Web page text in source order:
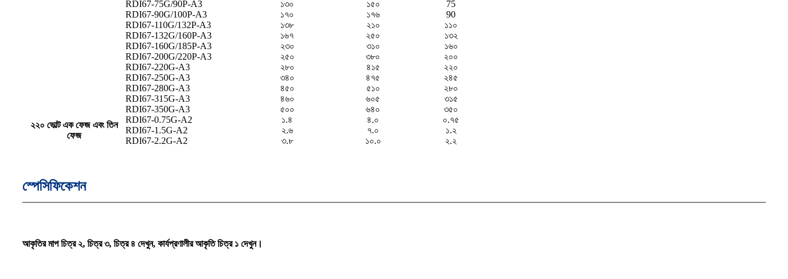
RDI67-75G/90P-A3
১৩০ ১৫০
75
RDI67-90G/100P-A3
১৭০ ১৭৬
90
RDI67-110G/132P-A3
১৩৮ ২১০
১১০
RDI67-132G/160P-A3
১৬৭ ২৫০
১৩২
RDI67-160G/185P-A3
২৩০ ৩১০
১৬০
RDI67-200G/220P-A3
২৫০ ৩৮০
২০০
RDI67-220G-A3
২৮০ ৪১৫
২২০
RDI67-250G-A3
৩৪০ ৪৭৫
২৪৫
RDI67-280G-A3
৪৫০ ৫১০
২৮০
RDI67-315G-A3
৪৬০ ৬০৫
৩১৫
RDI67-350G-A3
৫০০ ৬৪০
৩৫০
২২০ ভোল্ট এক ফেজ এবং তিন
ফেজ
RDI67-0.75G-A2 ১.৪ ৪.০
০.৭৫
RDI67-1.5G-A2
২.৬ ৭.০
১.২
RDI67-2.2G-A2
৩.৮ ১০.০ ২.২
স্পেসিফিকেশন
আকৃতির মাপ চিত্র ২, চিত্র ৩, চিত্র ৪ দেখুন, কার্যপ্রণালীর আকৃতি চিত্র ১ দেখুন।